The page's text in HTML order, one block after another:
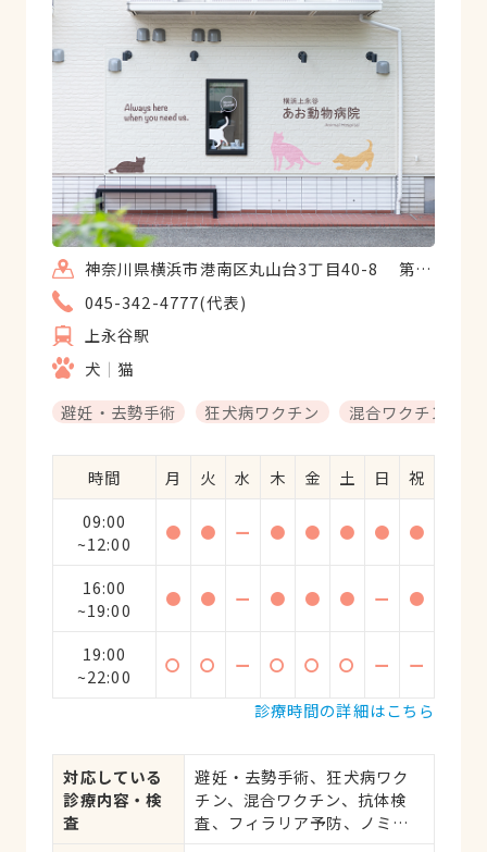
神奈川県横浜市港南区丸山台3丁目40-8 第二丸井ビル101
045-342-4777(代表)
上永谷駅
犬
猫
避妊・去勢手術
狂犬病ワクチン 混合ワクチン
時間 月 火 水 木 金 土 日
祝
09:00
~12:00
● ● ー ● ● ● ● ●
16:00
~19:00
● ● ー ● ● ● ー ●
19:00
~22:00
〇 〇 ー 〇 〇 〇 ー
ー
診療時間の詳細はこちら
対応している
診療内容・検
査
避妊・去勢手術、狂犬病ワク
チン、混合ワクチン、抗体検
査、フィラリア予防、ノミ・